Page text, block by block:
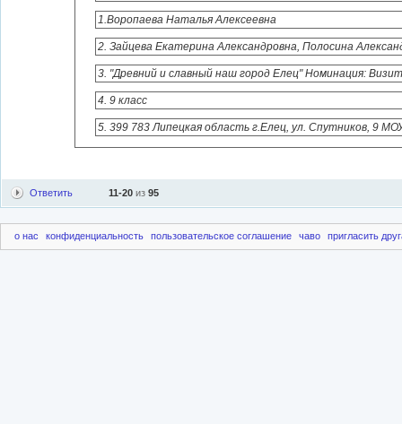
1.Воропаева Наталья Алексеевна
2. Зайцева Екатерина Александровна, Полосина
3. "Древний и славный наш город Елец" Номинация:
4. 9 класс
5. 399 783 Липецкая область г.Елец, ул. Спутников, 9
Ответить 11-20 из 95
о нас конфиденциальность пользовательское соглашение чаво пригласить